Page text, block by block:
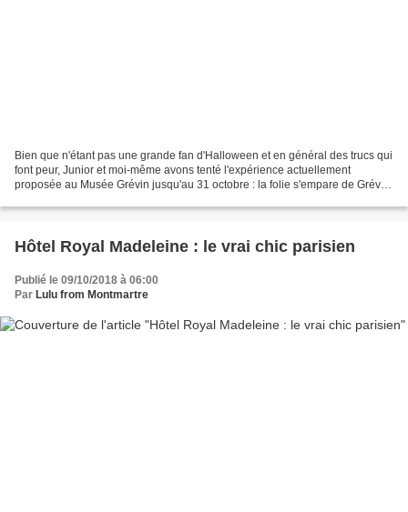
Bien que n'étant pas une grande fan d'Halloween et en général des trucs qui
font peur, Junior et moi-même avons tenté l'expérience actuellement
proposée au Musée Grévin jusqu'au 31 octobre : la folie s'empare de Grévin
Hôtel Royal Madeleine : le vrai chic parisien
Publié le 09/10/2018 à 06:00
Par Lulu from Montmartre